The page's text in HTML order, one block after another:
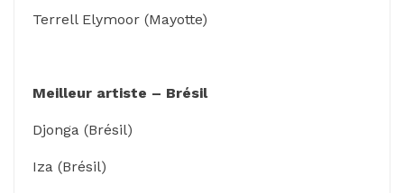
Terrell Elymoor (Mayotte)
Meilleur artiste – Brésil
Djonga (Brésil)
Iza (Brésil)